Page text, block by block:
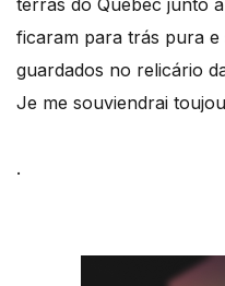
terras do Québec junto
ficaram para trás pura e
guardados no relicário
Je me souviendrai
.